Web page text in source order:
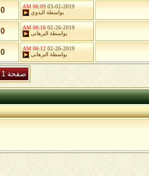
03-02-2019
06:09 AM
بواسطة
البدوي 0
02-26-2019
06:16 AM
بواسطة
البرهانى 0
02-26-2019
06:12 AM
بواسطة
البرهانى 0
صفحة 1 من 2